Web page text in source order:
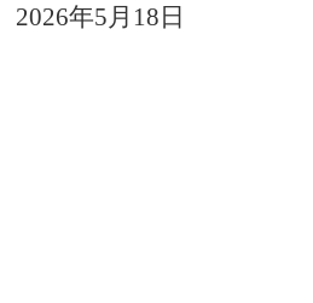
2026年5月 18 日